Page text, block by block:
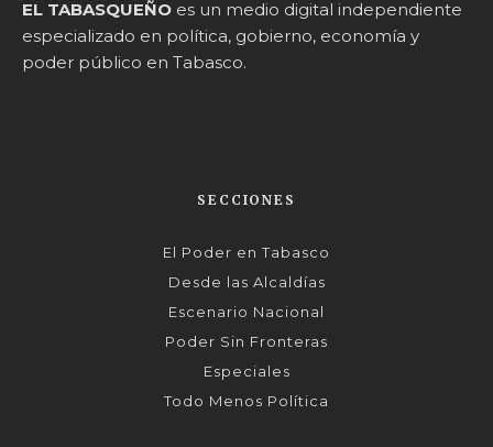
EL TABASQUEÑO es un medio digital independiente
especializado en política, gobierno, economía y
poder público en Tabasco.
SECCIONES
El Poder en Tabasco
Desde las Alcaldías
Escenario Nacional
Poder Sin Fronteras
Especiales
Todo Menos Política